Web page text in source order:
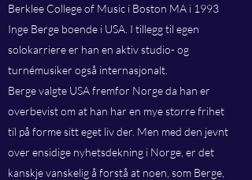
Berklee College of Music i Boston MA i 1993
Inge Berge boende i USA. I tillegg til egen
solokarriere er han en aktiv studio- og
turnémusiker også internasjonalt.
Berge valgte USA fremfor Norge da han er
overbevist om at han har en mye større frihet
til på forme sitt eget liv der. Men med den jevnt
over ensidige nyhetsdekning i Norge, er det
kanskje vanskelig å forstå at noen, som Berge,